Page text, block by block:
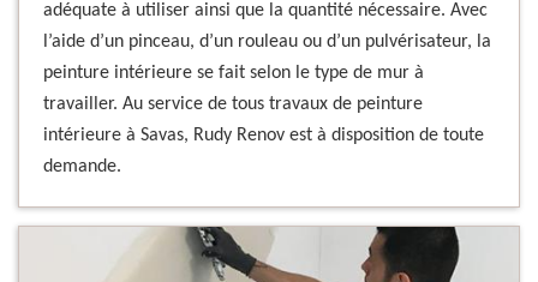
adéquate à utiliser ainsi que la quantité nécessaire. Avec
l’aide d’un pinceau, d’un rouleau ou d’un pulvérisateur, la
peinture intérieure se fait selon le type de mur à
travailler. Au service de tous travaux de peinture
intérieure à Savas, Rudy Renov est à disposition de toute
demande.